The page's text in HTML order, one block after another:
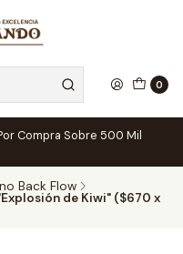
0
Compra Sobre 500 Mil
Back Flow
de Kiwi" ($670 x